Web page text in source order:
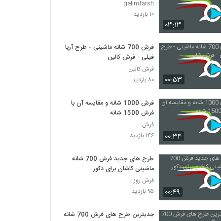
۰۳:۱۳
gelimfarsh
۱۰ بازدید
۰۰:۵۳
فرش 700 شانه ماشینی - طرح آریا
فیلی - فرش کالین
فرش کالین
۸۰ بازدید
۰۰:۳۴
فرش 1000 شانه و مقایسه آن با
فرش 1500 شانه
فرش
۱۴۶ بازدید
۰۰:۴۹
طرح های جدید فرش 700 شانه
ماشینی کاشان برای دکور
فرش روز
۹۵ بازدید
جدیترین طرح های فرش 700 شانه